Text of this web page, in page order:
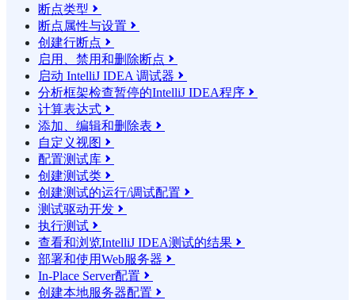
断点类型 
断点属性与设置 
创建行断点 
启用、禁用和删除断点 
启动 IntelliJ IDEA 调试器 
分析框架检查暂停的IntelliJ IDEA程序 
计算表达式 
添加、编辑和删除表 
自定义视图 
配置测试库 
创建测试类 
创建测试的运行/调试配置 
测试驱动开发 
执行测试 
查看和浏览IntelliJ IDEA测试的结果 
部署和使用Web服务器 
In-Place Server配置 
创建本地服务器配置 